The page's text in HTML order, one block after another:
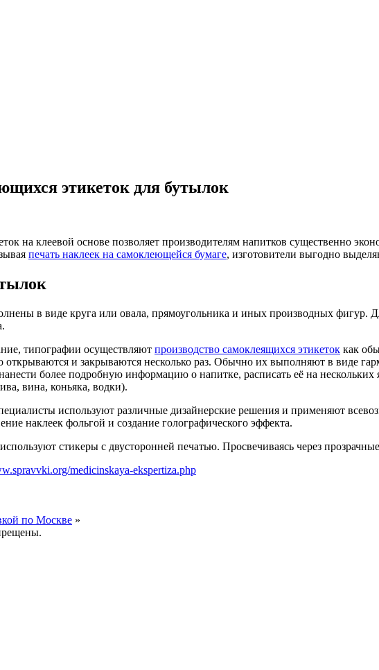
этикеток для бутылок
нa клеевой основе позволяет производителям напитков существенно
печать наклеек на самоклеющейся бумаге, изготовители выгодно
в виде круга или овала, прямоугольника и иных производных фигур.
типографии осуществляют производство самоклеящихся этикеток как
открываются и закрываются несколько раз. Обычно их выполняют в виде
более подробную информацию о напитке, расписать её на
вина, коньяка, водки).
используют различные дизайнерские решения и применяют
наклеек фольгой и создание голографического эффекта.
стикеры с двусторонней печатью. Просвечиваясь через
medicinskaya-ekspertiza.php
по Москве »